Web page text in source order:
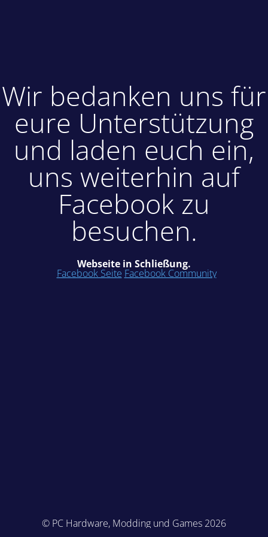
Wir bedanken uns für
eure Unterstützung
und laden euch ein,
uns weiterhin auf
Facebook zu
besuchen.
Webseite in Schließung.
Facebook Seite Facebook Community
© PC Hardware, Modding und Games 2026